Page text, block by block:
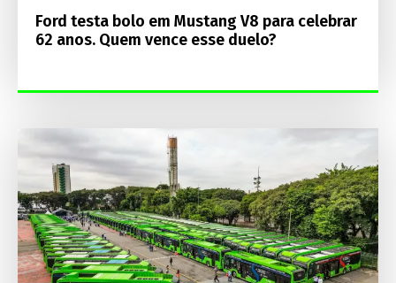
Ford testa bolo em Mustang V8 para celebrar
62 anos. Quem vence esse duelo?